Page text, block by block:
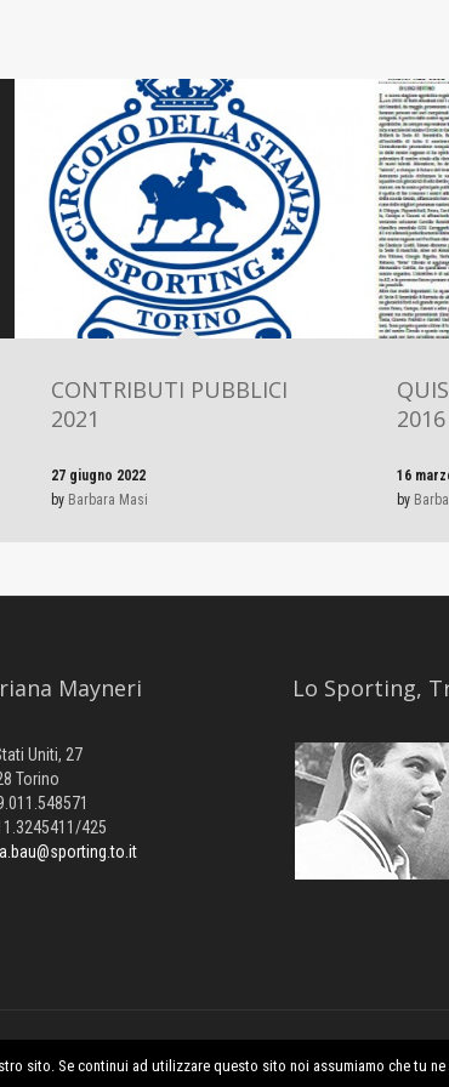
CONTRIBUTI PUBBLICI
2021
27 giugno 2022
by Barbara Masi
2016
16
by
Mayneri
Uniti, 27
Torino
425
​Lo Sporting,
sito. Se continui ad utilizzare questo sito noi assumiamo che tu ne